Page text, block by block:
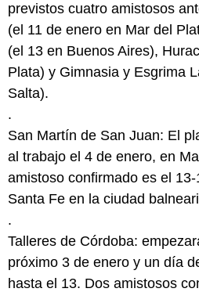
previstos cuatro amistosos
(el 11 de enero en Mar del
(el 13 en Buenos Aires),
Plata) y Gimnasia y Esgrima
Salta).
.
San Martín de San Juan: El
al trabajo el 4 de enero, en
amistoso confirmado es el
Santa Fe en la ciudad
.
Talleres de Córdoba:
próximo 3 de enero y un día
hasta el 13. Dos amistosos